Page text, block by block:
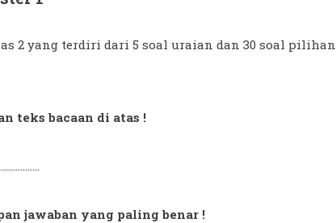
2 yang terdiri dari 5 soal uraian dan 30 soal pilihan
teks bacaan di atas !
jawaban yang paling benar !